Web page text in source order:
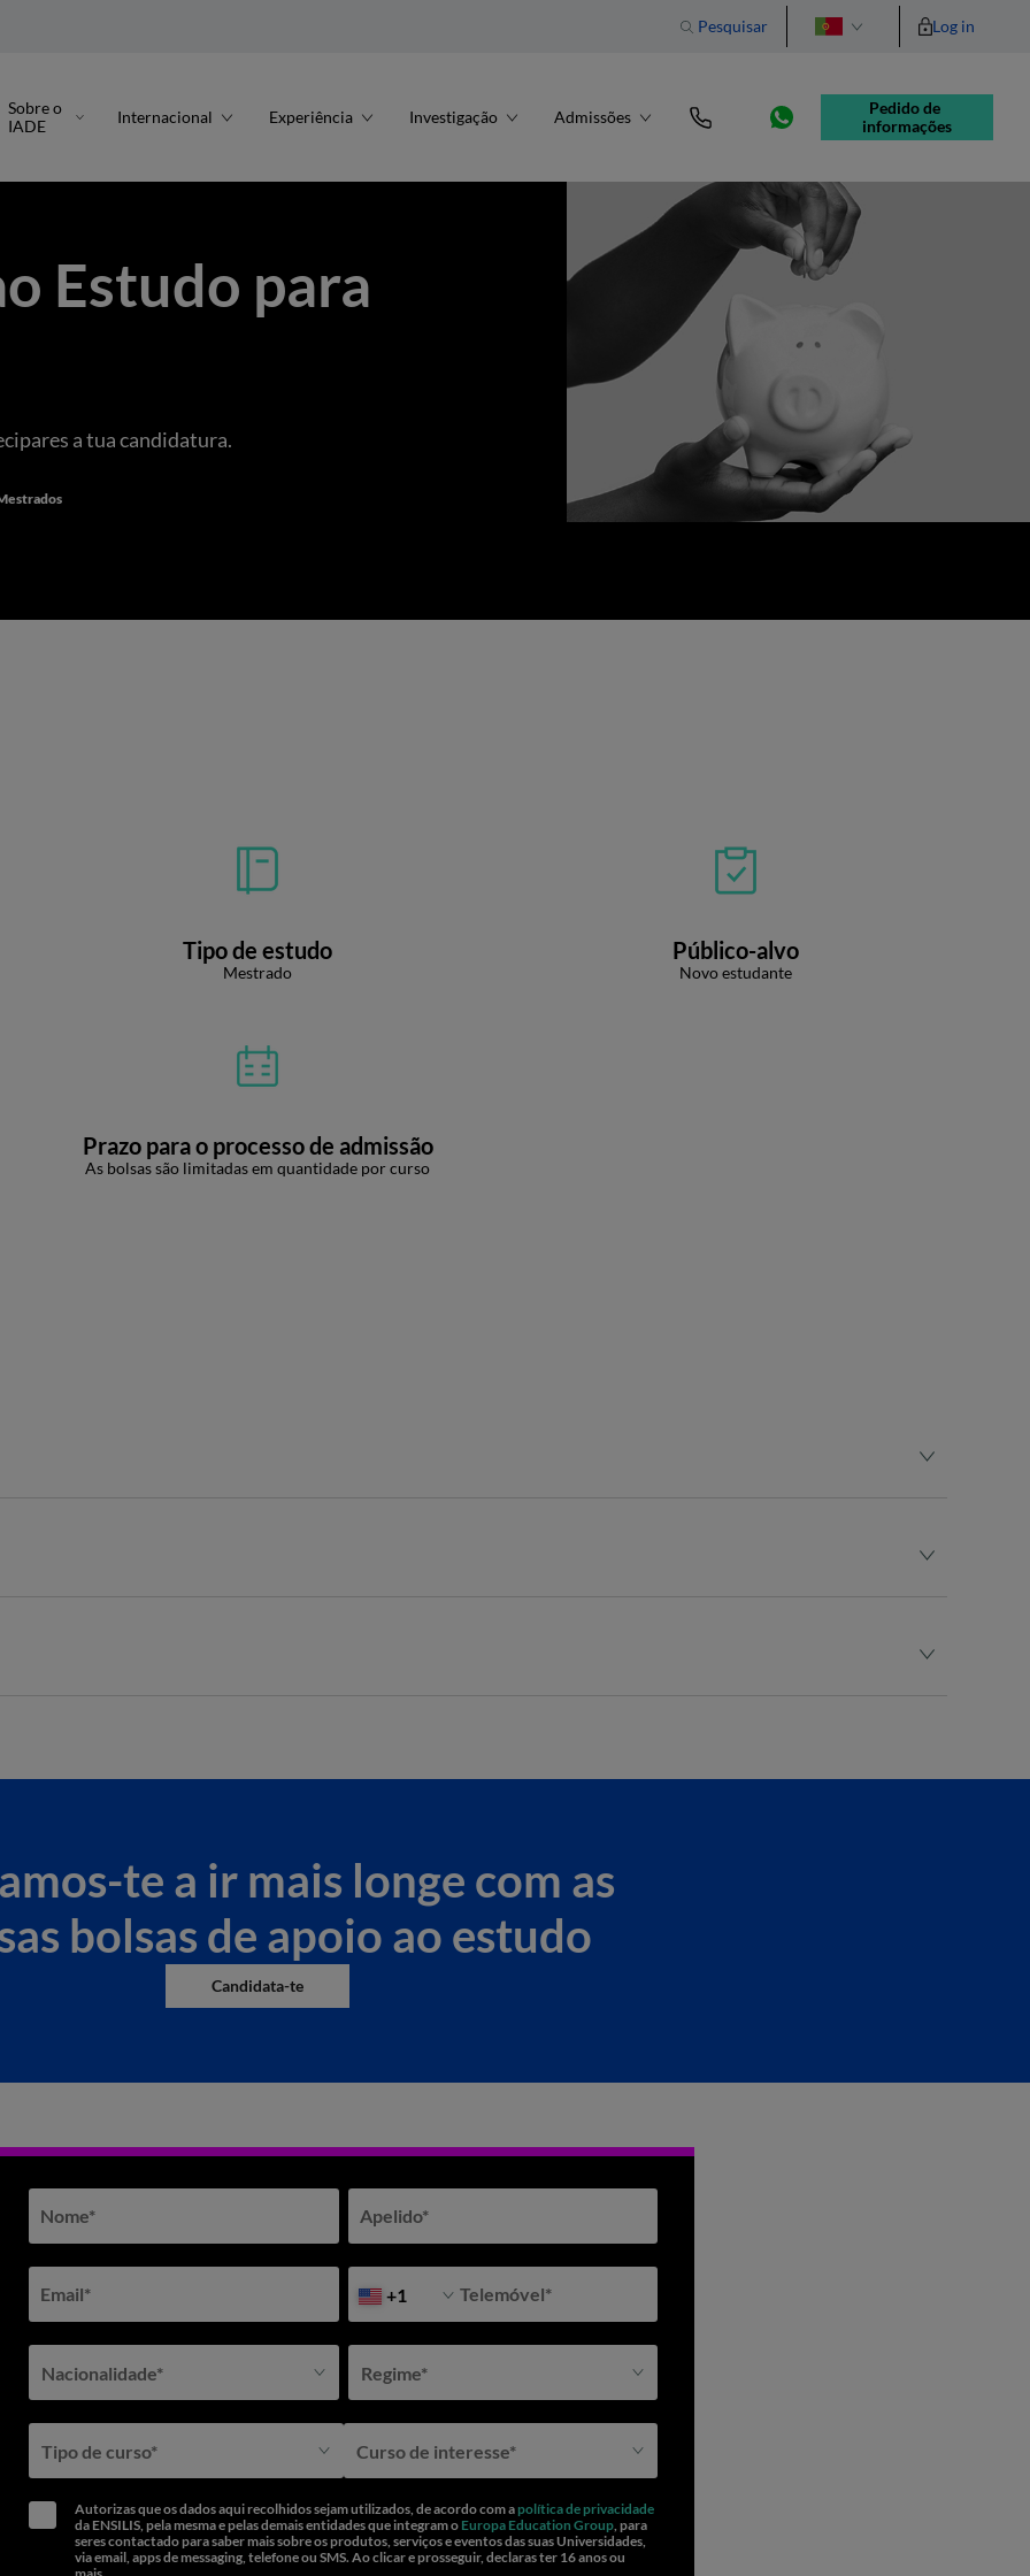
Pesquisar
English
Log in
Sobre o
IADE
Internacional Experiência Investigação Admissões
Pedido de
informações
Estudo para
a tua candidatura.
Tipo de estudo
Mestrado
Público-alvo
Novo estudante
Prazo para o processo de admissão
As bolsas são limitadas em quantidade por curso
entre 5% a 20% no valor da propina base, a estudantes que se inscrevam num Mestrado.
te a ir mais longe com as
bolsas de apoio ao estudo
Candidata-te
Nome* Apelido*
Email* +1 Telemóvel*
Nacionalidade* Regime*
Tipo de curso* Curso de interesse*
Autorizas que os dados aqui recolhidos sejam utilizados, de acordo com a política de privacidade
da ENSILIS, pela mesma e pelas demais entidades que integram o Europa Education Group, para
seres contactado para saber mais sobre os produtos, serviços e eventos das suas Universidades,
via email, apps de messaging, telefone ou SMS. Ao clicar e prosseguir, declaras ter 16 anos ou